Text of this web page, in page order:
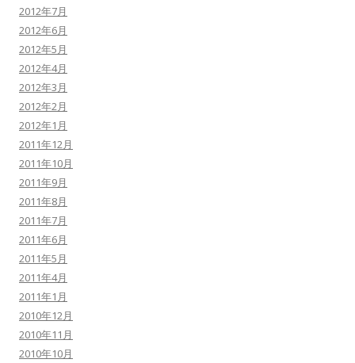
2012年7月
2012年6月
2012年5月
2012年4月
2012年3月
2012年2月
2012年1月
2011年12月
2011年10月
2011年9月
2011年8月
2011年7月
2011年6月
2011年5月
2011年4月
2011年1月
2010年12月
2010年11月
2010年10月